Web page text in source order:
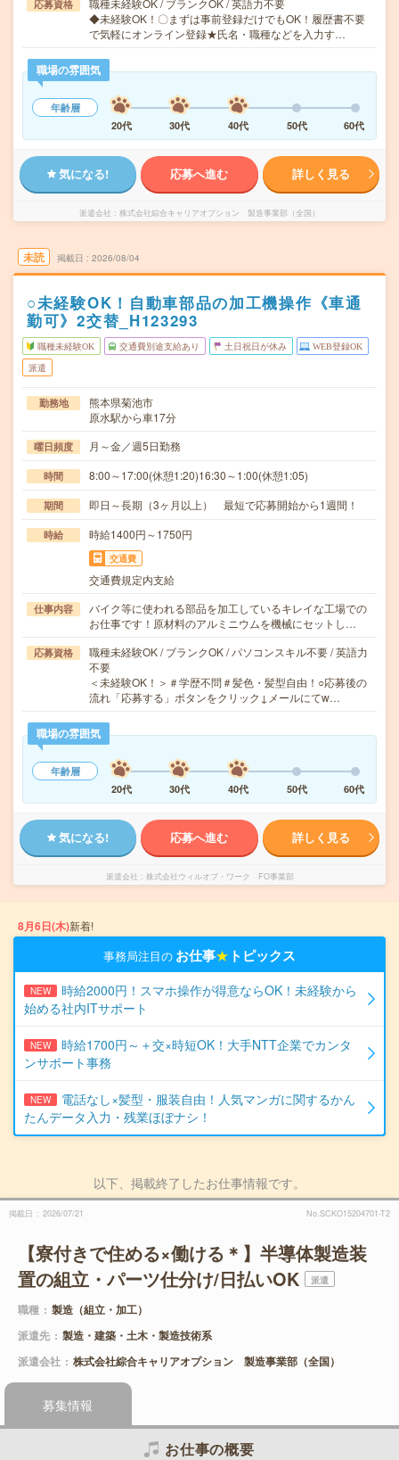
応募資格
職種未経験OK / ブランクOK / 英語力不要
◆未経験OK！〇まずは事前登録だけでもOK！履歴書不要
で気軽にオンライン登録★氏名・職種などを入力す…
職場の雰囲気
年齢層
20代
30代 40代 50代 60代
気になる! 応募へ進む 詳しく見る
派遣会社 株式会社綜合キャリアオプション 製造事業部（全国）
未読 掲載日 2026/08/04
○未経験OK！自動車部品の加工機操作《車通
勤可》2交替_H123293
職種未経験OK 交通費別途支給あり 土日祝日が休み WEB登録OK
派遣
勤務地
熊本県菊池市
原水駅から車17分
曜日頻度 月～金／週5日勤務
時間 8:00～17:00(休憩1:20)16:30～1:00(休憩1:05)
期間 即日～長期（3ヶ月以上） 最短で応募開始から1週間！
時給 時給1400円～1750円
交通費
交通費規定内支給
仕事内容
バイク等に使われる部品を加工しているキレイな工場での
お仕事です！原材料のアルミニウムを機械にセットし…
応募資格
職種未経験OK / ブランクOK / パソコンスキル不要 / 英語力
不要
＜未経験OK！＞＃学歴不問＃髪色・髪型自由！○応募後の
流れ「応募する」ボタンをクリック↓メールにてw…
職場の雰囲気
年齢層
20代
30代 40代 50代 60代
気になる! 応募へ進む 詳しく見る
派遣会社 株式会社ウィルオブ・ワーク FO事業部
8月6日(木)新着!
事務局注目の お仕事★ トピックス
NEW
時給2000円！スマホ操作が得意ならOK！未経験から
始める社内ITサポート
NEW
時給1700円～＋交×時短OK！大手NTT企業でカンタ
ンサポート事務
NEW
電話なし×髪型・服装自由！人気マンガに関するかん
たんデータ入力・残業ほぼナシ！
以下、掲載終了したお仕事情報です。
掲載日 2026/07/21 No.SCKO15204701-T2
【寮付きで住める×働ける＊】半導体製造装
置の組立・パーツ仕分け/日払いOK
派遣
職種
製造（組立・加工）
派遣先
製造・建築・土木・製造技術系
派遣会社
株式会社綜合キャリアオプション 製造事業部（全国）
募集情報
お仕事の概要